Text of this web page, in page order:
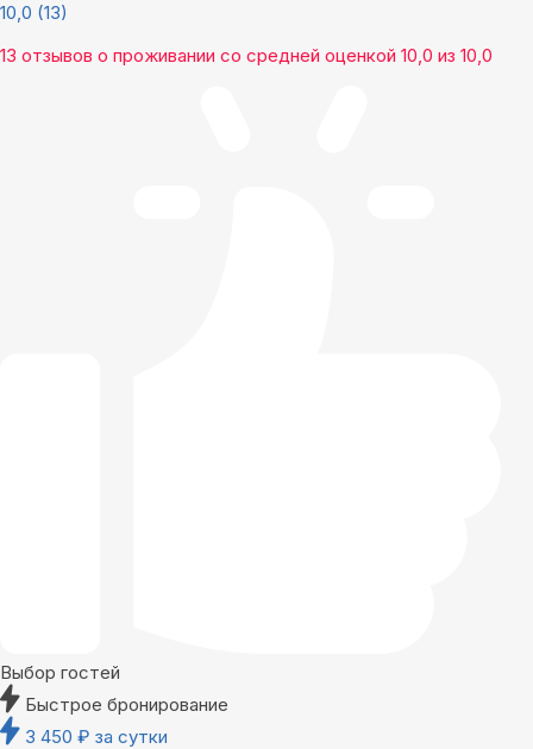
10,0 (13)
13 отзывов о проживании со средней оценкой 10,0 из 10,0
Выбор гостей
Быстрое бронирование
3 450 ₽ за сутки